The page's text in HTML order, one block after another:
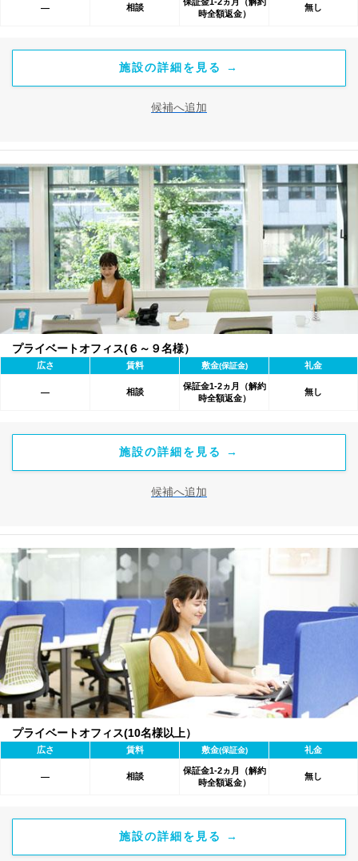
― 相談
時全額返金）
無し
施設の詳細を見る →
候補へ追加
プライベートオフィス(６～９名様）
広さ 賃料 敷金(保証金) 礼金
― 相談
保証金1-2ヵ月（解約
時全額返金）
無し
施設の詳細を見る →
候補へ追加
プライベートオフィス(10名様以上）
広さ 賃料 敷金(保証金) 礼金
― 相談
保証金1-2ヵ月（解約
時全額返金）
無し
施設の詳細を見る →